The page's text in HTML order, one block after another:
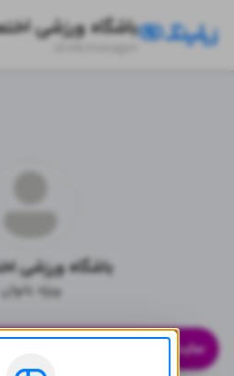
باشگاه ورزشی
باشگاه ورزشی
ویژه بانوان
سایت (به زودی)